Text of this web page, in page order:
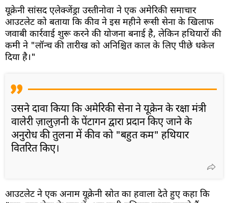
यूक्रेनी सांसद एलेक्जेंड्रा उस्तीनोवा ने एक अमेरिकी समाचार
आउटलेट को बताया कि कीव ने इस महीने रूसी सेना के खिलाफ
जवाबी कार्रवाई शुरू करने की योजना बनाई है, लेकिन हथियारों की
कमी ने "लॉन्च की तारीख को अनिश्चित काल के लिए पीछे धकेल
दिया है।"
उसने दावा किया कि अमेरिकी सेना ने यूक्रेन के रक्षा मंत्री
वालेरी ज़ालुज़नी के पेंटागन द्वारा प्रदान किए जाने के
अनुरोध की तुलना में कीव को "बहुत कम" हथियार
वितरित किए।
आउटलेट ने एक अनाम यूक्रेनी स्रोत का हवाला देते हुए कहा कि